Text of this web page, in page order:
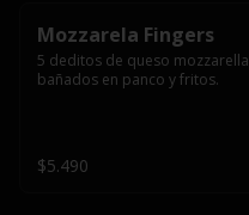
Mozzarela Fingers
5 deditos de queso mozzarella
bañados en panco y fritos.
$5.490